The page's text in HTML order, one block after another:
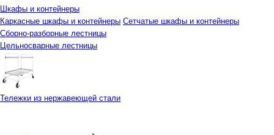
Шкафы и контейнеры
Каркасные шкафы и контейнеры Сетчатые шкафы и контейнеры
Сборно-разборные лестницы
Цельносварные лестницы
Тележки из нержавеющей стали